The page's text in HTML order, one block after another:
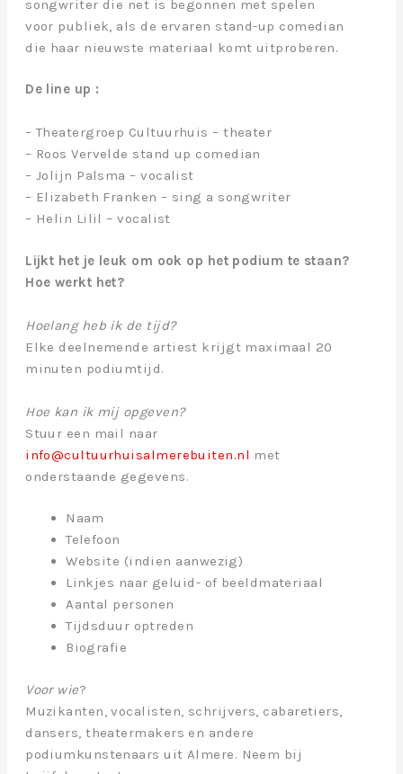
songwriter die net is begonnen met spelen
voor publiek, als de ervaren stand-up comedian
die haar nieuwste materiaal komt uitproberen.
De line up :
– Theatergroep Cultuurhuis – theater
– Roos Vervelde stand up comedian
– Jolijn Palsma – vocalist
– Elizabeth Franken – sing a songwriter
– Helin Lilil – vocalist
Lijkt het je leuk om ook op het podium te staan?
Hoe werkt het?
Hoelang heb ik de tijd?
Elke deelnemende artiest krijgt maximaal 20
minuten podiumtijd.
Hoe kan ik mij opgeven?
Stuur een mail naar
info@cultuurhuisalmerebuiten.nl met
onderstaande gegevens.
Naam
Telefoon
Website (indien aanwezig)
Linkjes naar geluid- of beeldmateriaal
Aantal personen
Tijdsduur optreden
Biografie
Voor wie?
Muzikanten, vocalisten, schrijvers, cabaretiers,
dansers, theatermakers en andere
podiumkunstenaars uit Almere. Neem bij